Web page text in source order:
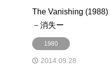
The Vanishing
－消失ー
1980
2014.09.28